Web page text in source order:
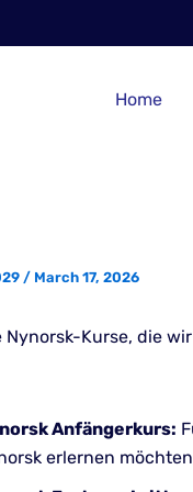
Home
/ March 17, 2026
Nynorsk-Kurse, die
Anfängerkurs:
erlernen